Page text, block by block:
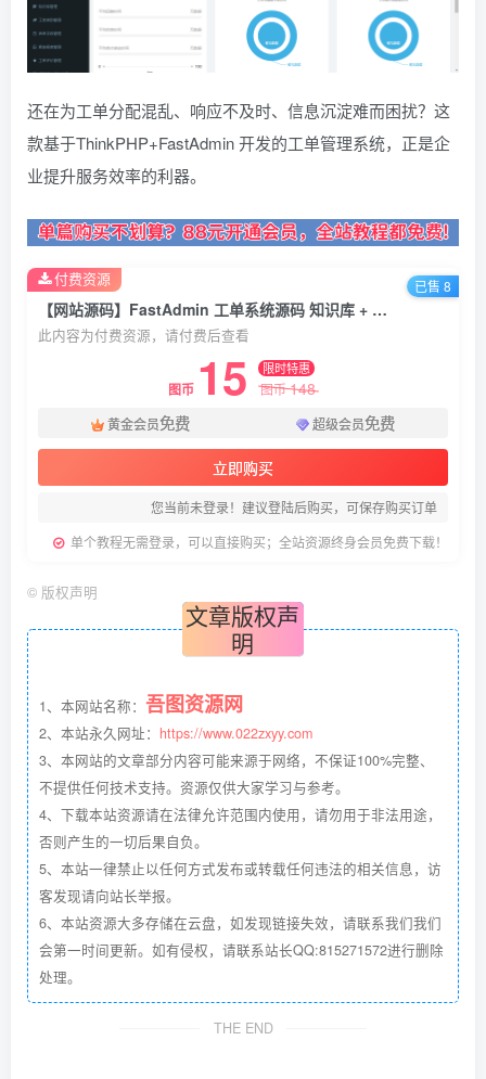
还在为工单分配混乱、响应不及时、信息沉淀难而困扰？这
款基于ThinkPHP+FastAdmin 开发的工单管理系统，正是企
业提升服务效率的利器。
【网站源码】FastAdmin 工单系统源码 知识库 + 评价 + 短信邮件通知
此内容为付费资源，请付费后查看
图币 15 限时特惠
图币148
黄金会员免费 超级会员免费
立即购买
您当前未登录！建议登陆后购买，可保存购买订单
单个教程无需登录，可以直接购买；全站资源终身会员免费下载！
付费资源 已售 8
© 版权声明
文章版权声
明
1、本网站名称： 吾图资源网
2、本站永久网址： https://www.022zxyy.com
3、本网站的文章部分内容可能来源于网络，不保证100%完整、
不提供任何技术支持。资源仅供大家学习与参考。
4、下载本站资源请在法律允许范围内使用，请勿用于非法用途，
否则产生的一切后果自负。
5、本站一律禁止以任何方式发布或转载任何违法的相关信息，访
客发现请向站长举报。
6、本站资源大多存储在云盘，如发现链接失效，请联系我们我们
会第一时间更新。如有侵权，请联系站长QQ:815271572进行删除
处理。
THE END